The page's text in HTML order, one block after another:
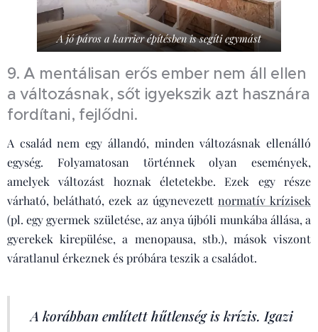
A jó páros a karrier építésben is segíti egymást
9. A mentálisan erős ember nem áll ellen
a változásnak, sőt igyekszik azt hasznára
fordítani, fejlődni.
A család nem egy állandó, minden változásnak ellenálló
egység. Folyamatosan történnek olyan események,
amelyek változást hoznak életetekbe. Ezek egy része
várható, belátható, ezek az úgynevezett normatív krízisek
(pl. egy gyermek születése, az anya újbóli munkába állása, a
gyerekek kirepülése, a menopausa, stb.), mások viszont
váratlanul érkeznek és próbára teszik a családot.
A korábban említett hűtlenség is krízis. Igazi